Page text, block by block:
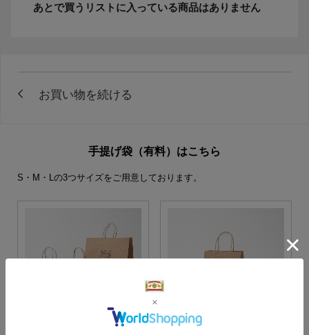
あとで買うリストに入っている商品はありません
手提げ袋（有料）はこちら
S・M・Lの3つサイズをご用意しております。